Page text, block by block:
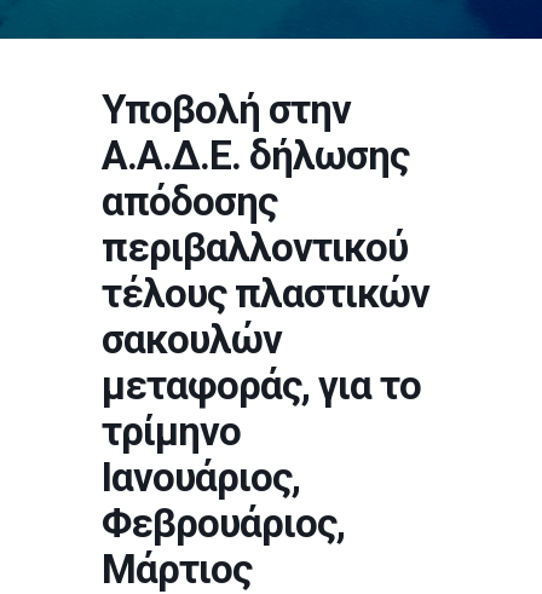
Υποβολή στην
Α.Α.Δ.Ε. δήλωσης
απόδοσης
περιβαλλοντικού
τέλους πλαστικών
σακουλών
μεταφοράς, για το
τρίμηνο
Ιανουάριος,
Φεβρουάριος,
Μάρτιος